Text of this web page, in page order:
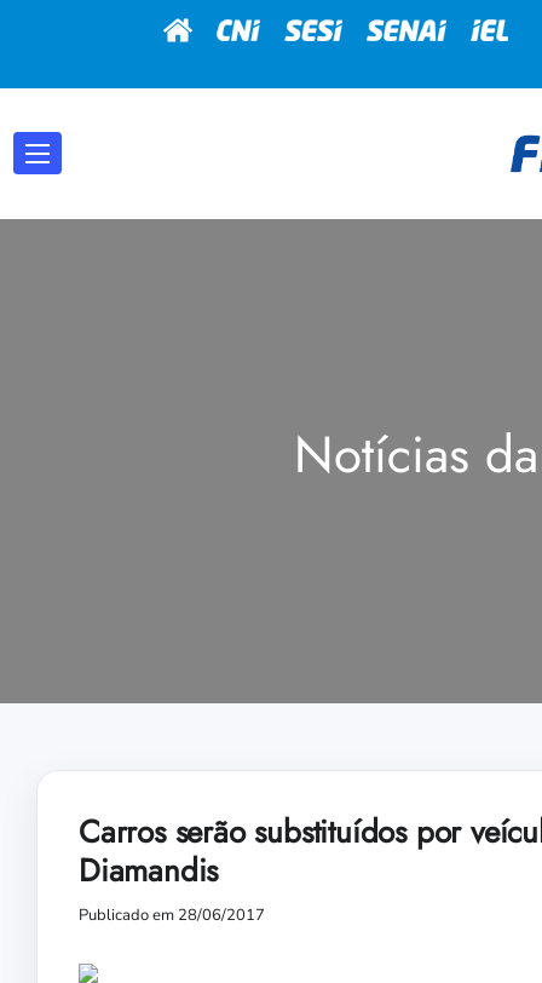
Notícias
Carros serão substituídos por
Diamandis
Publicado em 28/06/2017